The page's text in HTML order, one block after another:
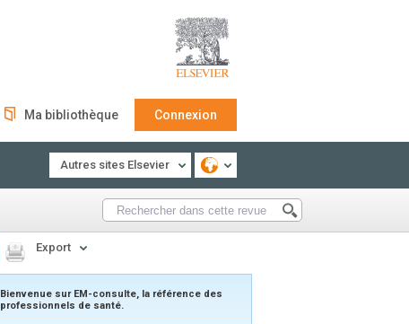
Ma bibliothèque Connexion
Autres sites Elsevier
Export
Bienvenue sur EM-consulte, la référence des
professionnels de santé.